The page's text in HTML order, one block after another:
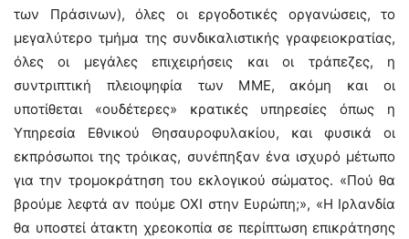
των Πράσινων), όλες οι εργοδοτικές οργανώσεις, το
μεγαλύτερο τμήμα της συνδικαλιστικής γραφειοκρατίας,
όλες οι μεγάλες επιχειρήσεις και οι τράπεζες, η
συντριπτική πλειοψηφία των ΜΜΕ, ακόμη και οι
υποτίθεται «ουδέτερες» κρατικές υπηρεσίες όπως η
Υπηρεσία Εθνικού Θησαυροφυλακίου, και φυσικά οι
εκπρόσωποι της τρόικας, συνέπηξαν ένα ισχυρό μέτωπο
για την τρομοκράτηση του εκλογικού σώματος. «Πού θα
βρούμε λεφτά αν πούμε ΟΧΙ στην Ευρώπη;», «Η Ιρλανδία
θα υποστεί άτακτη χρεοκοπία σε περίπτωση επικράτησης